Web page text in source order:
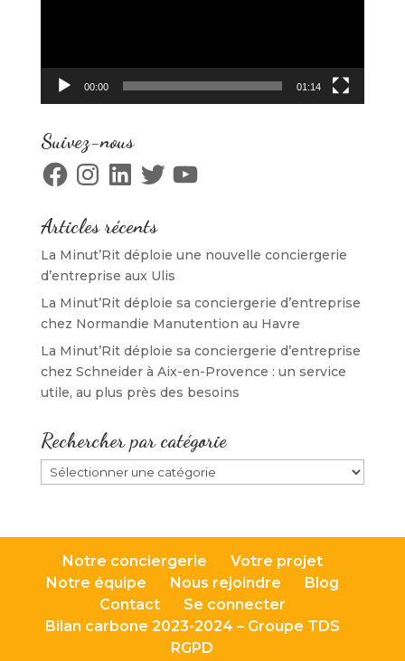
00:00 01:14
Suivez-nous
FacebookInstagramLinkedInTwitterYouTube
Articles récents
La Minut’Rit déploie une nouvelle conciergerie
d’entreprise aux Ulis
La Minut’Rit déploie sa conciergerie d’entreprise
chez Normandie Manutention au Havre
La Minut’Rit déploie sa conciergerie d’entreprise
chez Schneider à Aix-en-Provence : un service
utile, au plus près des besoins
Rechercher par catégorie
Rechercher
par
Notre conciergerie
Votre projet
Notre équipe
Nous rejoindre
Blog
Contact
Se connecter
Bilan carbone 2023-2024 – Groupe TDS
RGPD